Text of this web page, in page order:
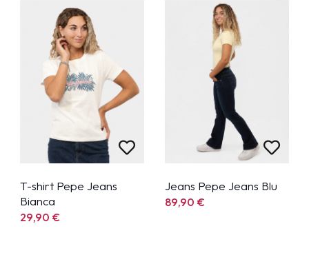
T-shirt Pepe Jeans
Bianca
29,90€
Jeans Pepe Jeans Blu
89,90€